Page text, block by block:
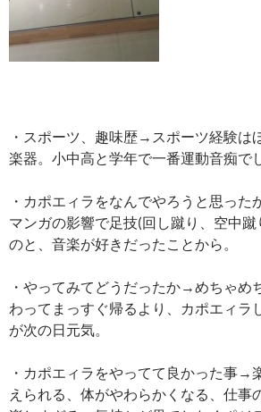
・スポーツ、趣味歴→スポーツ経験は
楽器。小中高と学年で一番運動音痴で
・カポエィラをなんでやろうと思っ
マンガの影響で足技(回し蹴り、空中
のと、音楽が好きだったことから。
・やってみてどうだったか→めちゃめ
わってまっすぐ帰るより、カポエィラ
が次の日元気。
・カポエィラをやってて良かった事→
えられる、体がやわらかくなる、仕事